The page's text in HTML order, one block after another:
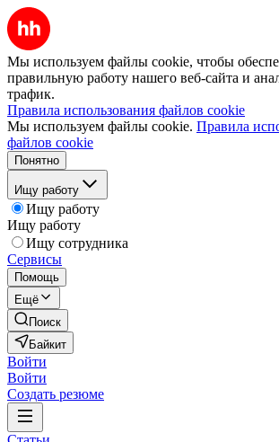
Мы используем файлы cookie, чтобы
правильную работу нашего веб-сайта и
трафик.
Правила использования файлов cookie
Мы используем файлы cookie. Правила
файлов cookie
Понятно
Ищу работу
Ищу работу
Ищу работу
Ищу сотрудника
Сервисы
Помощь
Ещё
Поиск
Байкит
Войти
Войти
Создать резюме